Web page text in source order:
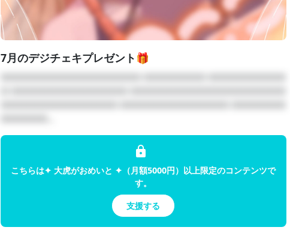
7月のデジチェキプレゼント🎁
こちらは✦ 大虎がおめいと ✦（月額5000円）以上限定のコンテンツで
す。
支援する